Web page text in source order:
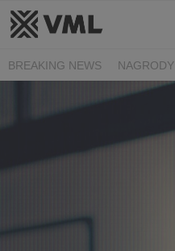
BREAKING NEWS NAGRODY